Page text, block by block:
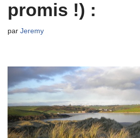
promis !) :
par Jeremy